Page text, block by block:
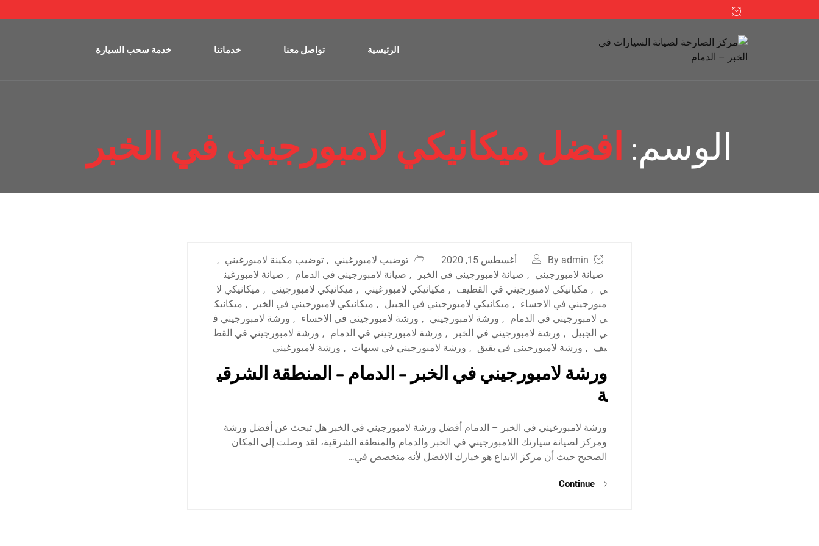
الرئيسية تواصل معنا خدماتنا خدمة سحب السيارة
الوسم: افضل ميكانيكي لامبورجيني في الخبر
By admin أغسطس 15, 2020 توضيب لامبورغيني , توضيب مكينة لامبورغيني ,
صيانة لامبورجيني , صيانة لامبورجيني في الخبر , صيانة لامبورجيني في الدمام , صيانة لامبورغين
ي , مكيانيكي لامبورجيني في القطيف , مكيانيكي لامبورغيني , ميكانيكي لامبورجيني , ميكانيكي لا
مبورجيني في الاحساء , ميكانيكي لامبورجيني في الجبيل , ميكانيكي لامبورجيني في الخبر , ميكانيك
ي لامبورجيني في الدمام , ورشة لامبورجيني , ورشة لامبورجيني في الاحساء , ورشة لامبورجيني ف
ي الجبيل , ورشة لامبورجيني في الخبر , ورشة لامبورجيني في الدمام , ورشة لامبورجيني في القط
يف , ورشة لامبورجيني في بقيق , ورشة لامبورجيني في سيهات , ورشة لامبورغيني
ورشة لامبورجيني في الخبر – الدمام – المنطقة الشرقي
ة
ورشة لامبورغيني في الخبر – الدمام أفضل ورشة لامبورجيني في الخبر هل تبحث عن أفضل ورشة
ومركز لصيانة سيارتك اللامبورجيني في الخبر والدمام والمنطقة الشرقية، لقد وصلت إلى المكان
الصحيح حيث أن مركز الابداع هو خيارك الافضل لأنه متخصص في…
Continue